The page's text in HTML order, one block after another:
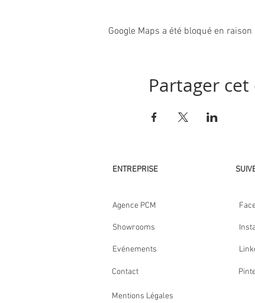
Google Maps a été bloqué en
Partager
ENTREPRISE
Agence PCM
Showrooms
Evénements
Contact
Mentions Légales